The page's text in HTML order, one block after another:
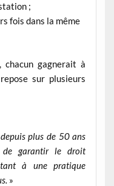
;
fois dans la même
gagnerait à
sur plusieurs
plus de 50 ans
de garantir le droit
à une pratique
»